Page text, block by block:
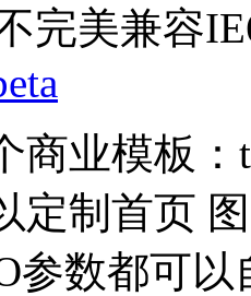
完美兼容
商业模板：
定制首页
参数都可